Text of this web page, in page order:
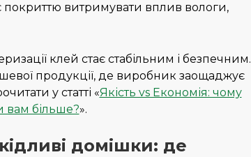
покриттю витримувати вплив вологи,
клей стає стабільним і безпечним.
продукції, де виробник заощаджує
у статті «Якість vs Економія: чому
вам більше?».
домішки: де